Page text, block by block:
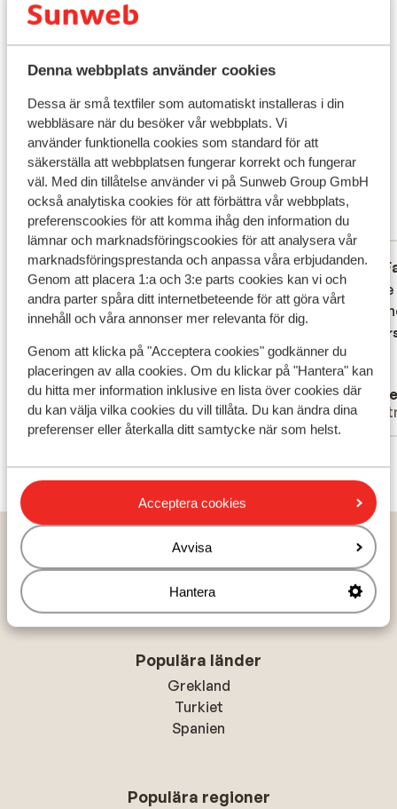
Denna webbplats använder cookies
Dessa är små textfiler som automatiskt installeras i din
webbläsare när du besöker vår webbplats. Vi
använder funktionella cookies som standard för att
säkerställa att webbplatsen fungerar korrekt och fungerar
väl. Med din tillåtelse använder vi på Sunweb Group GmbH
också analytiska cookies för att förbättra vår webbplats,
preferenscookies för att komma ihåg den information du
lämnar och marknadsföringscookies för att analysera vår
marknadsföringsprestanda och anpassa våra erbjudanden.
Genom att placera 1:a och 3:e parts cookies kan vi och
andra parter spåra ditt internetbeteende för att göra vårt
innehåll och våra annonser mer relevanta för dig.
Genom att klicka på "Acceptera cookies" godkänner du
placeringen av alla cookies. Om du klickar på "Hantera" kan
du hitta mer information inklusive en lista över cookies där
du kan välja vilka cookies du vill tillåta. Du kan ändra dina
preferenser eller återkalla ditt samtycke när som helst.
Acceptera cookies
Avvisa
Hantera
Och när det sedan är dags att koppla av är ett besök på
Vad våra gäster tycker
Det här är 100 % äkta kundrecensioner som verkligen
speglar deras upplevelser av vår produkt.
Mer om recensioner
9.1 Fantastisk
14 omdömen
Mest bokad av partner
9.0 Fantastisk
18 juni 2026
Mooi, rustig, netjes, schoon, ruime kamer,
heel goed ontbijt, weinig tot geen kinderen
personeel.
Mooi, rustig, netjes, schoon, ruime kamer,
heel goed ontbijt, weinig tot geen kinderen
personeel.
Översätt till svenska
Ingrid
Partner
9.0
Hem Portugal Madeira
Sentido Galosol
Populära länder
Grekland
Turkiet
Spanien
Populära regioner